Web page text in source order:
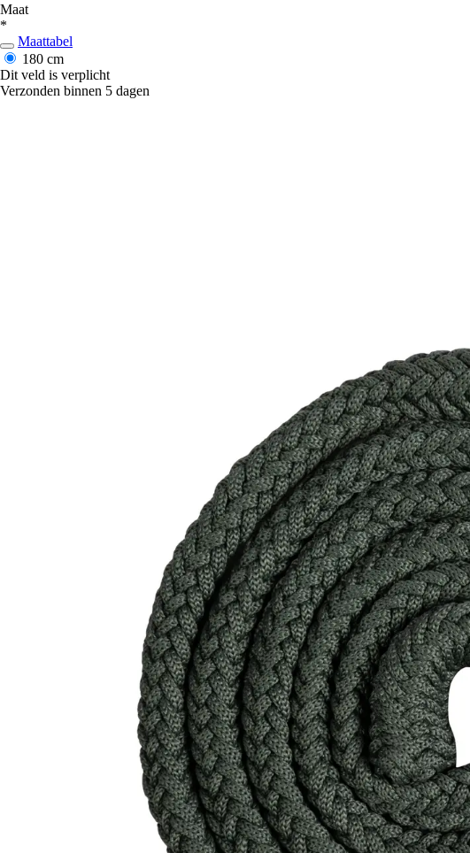
Maat
*
Maattabel
180 cm
Dit veld is verplicht
Verzonden binnen 5 dagen